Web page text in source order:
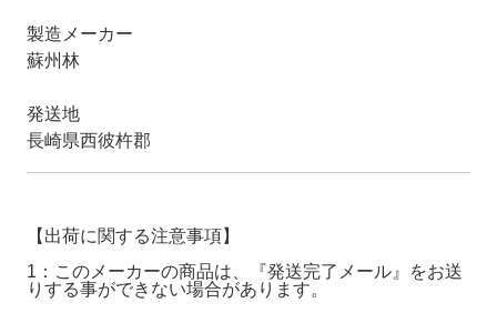
製造メーカー
蘇州林
発送地
長崎県西彼杵郡
【出荷に関する注意事項】
1：このメーカーの商品は、『発送完了メール』をお送
りする事ができない場合があります。